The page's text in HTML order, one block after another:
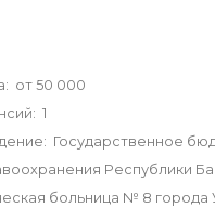
от 50 000
1
Государственное
Республики
больница № 8 города